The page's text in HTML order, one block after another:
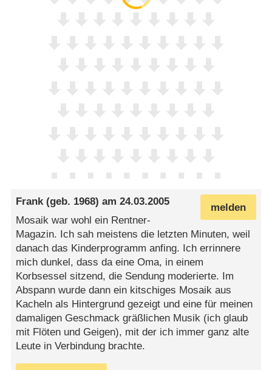
melden
Frank (geb. 1968) am24.03.2005
Mosaik war wohl ein Rentner-
Magazin. Ich sah meistens die letzten Minuten, weil
danach das Kinderprogramm anfing. Ich errinnere
mich dunkel, dass da eine Oma, in einem
Korbsessel sitzend, die Sendung moderierte. Im
Abspann wurde dann ein kitschiges Mosaik aus
Kacheln als Hintergrund gezeigt und eine für meinen
damaligen Geschmack gräßlichen Musik (ich glaub
mit Flöten und Geigen), mit der ich immer ganz alte
Leute in Verbindung brachte.